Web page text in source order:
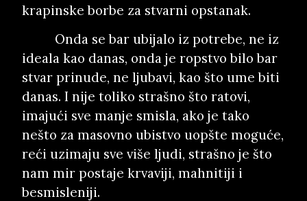
krapinske borbe za stvarni opstanak.
Onda se bar ubijalo iz potrebe, ne iz
ideala kao danas, onda je ropstvo bilo bar
stvar prinude, ne ljubavi, kao što ume biti
danas. I nije toliko strašno što ratovi,
imajući sve manje smisla, ako je tako
nešto za masovno ubistvo uopšte moguće,
reći uzimaju sve više ljudi, strašno je što
nam mir postaje krvaviji, mahnitiji i
besmisleniji.